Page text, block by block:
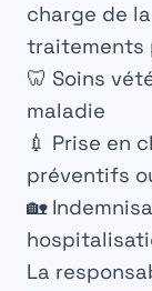
charge de
traitements
🦷 Soins
maladie
💉 Prise en
préventifs
🏡
La